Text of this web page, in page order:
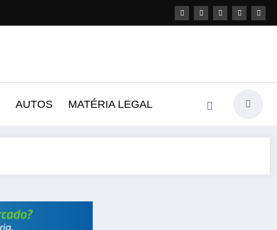
AUTOS MATÉRIA LEGAL